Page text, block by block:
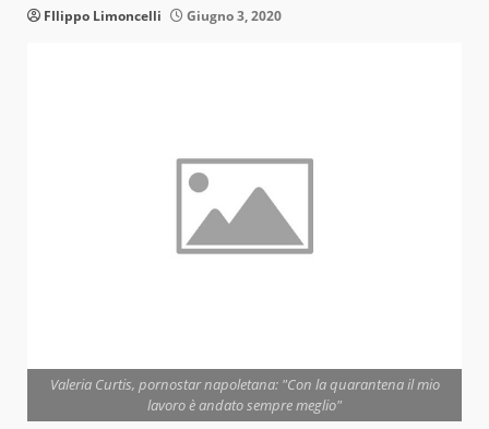
FIlippo Limoncelli Giugno 3, 2020
Valeria Curtis, pornostar napoletana: "Con la quarantena il mio
lavoro è andato sempre meglio"